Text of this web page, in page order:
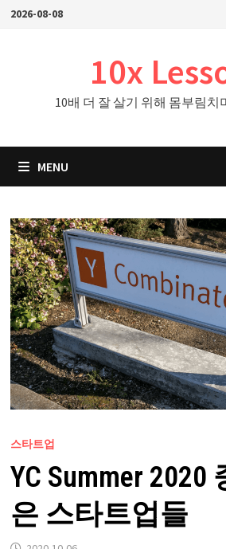
Skip2026-08-08
10x
10배 더 잘 살기 위해 몸부림치
MENU
스타트업
YC Summer 2020
은 스타트업들